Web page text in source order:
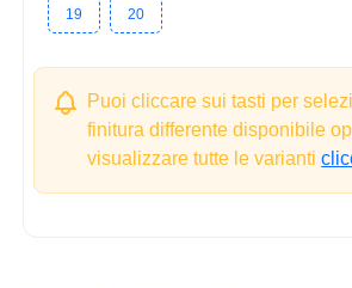
19 20
Puoi cliccare sui tasti per
finitura differente disponibile
visualizzare tutte le varianti